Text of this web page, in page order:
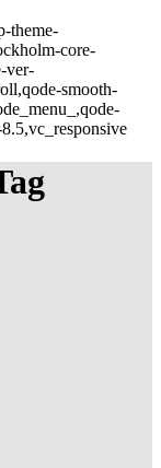
theme-
core-
ver-
smooth-